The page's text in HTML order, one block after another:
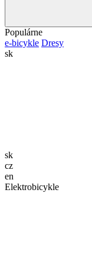
Populárne
e-bicykle Dresy
sk
sk
cz
en
Elektrobicykle